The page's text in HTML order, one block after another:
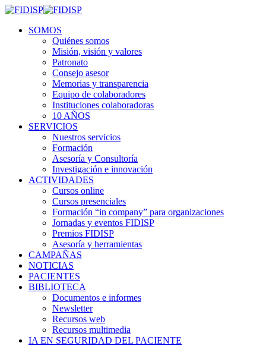
SOMOS
Quiénes somos
Misión, visión y valores
Patronato
Consejo asesor
Memorias y transparencia
Equipo de colaboradores
Instituciones colaboradoras
10 AÑOS
SERVICIOS
Nuestros servicios
Formación
Asesoría y Consultoría
Investigación e innovación
ACTIVIDADES
Cursos online
Cursos presenciales
Formación “in company” para organizaciones
Jornadas y eventos FIDISP
Premios FIDISP
Asesoría y herramientas
CAMPAÑAS
NOTICIAS
PACIENTES
BIBLIOTECA
Documentos e informes
Newsletter
Recursos web
Recursos multimedia
IA EN SEGURIDAD DEL PACIENTE